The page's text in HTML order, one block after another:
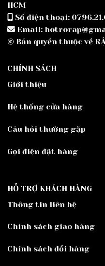
HCM
Số điện thoại:
Email:
© Bản quyền thuộc về
CHÍNH SÁCH
Giới thiệu
Hệ thống cửa hàng
Câu hỏi thường gặp
Gọi điện đặt hàng
HỖ TRỢ KHÁCH HÀNG
Thông tin liên hệ
Chính sách giao hàng
Chính sách đổi hàng